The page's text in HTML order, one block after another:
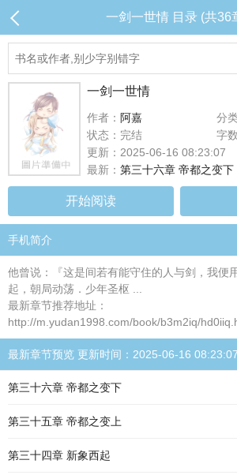
一剑一世情 目录 (共36
一剑一世情
作者： 阿嘉
分
状态：完结
字
更新：2025-06-16 08:23:07
最新： 第三十六章 帝都之变下
开始阅读
手机简介
他曾说：『这是间若有能守住的人与剑，我便
起，朝局动荡．少年圣枢 ...
最新章节推荐地址：
http://m.yudan1998.com/book/b3m2iq/
最新章节预览 更新时间：2025-06-16 08:23:07
第三十六章 帝都之变下
第三十五章 帝都之变上
第三十四章 新象西起